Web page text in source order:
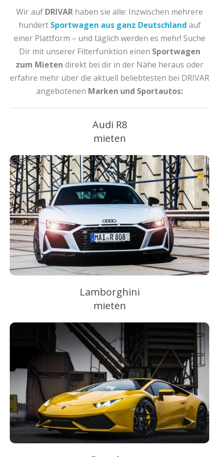
Wir auf DRIVAR haben sie alle: Inzwischen mehrere
hundert Sportwagen aus ganz Deutschland auf
einer Plattform – und täglich werden es mehr! Suche
Dir mit unserer Filterfunktion einen Sportwagen
zum Mieten direkt bei dir in der Nähe heraus oder
erfahre mehr über die aktuell beliebtesten bei DRIVAR
angebotenen Marken und Sportautos:
Audi R8
mieten
Lamborghini
mieten